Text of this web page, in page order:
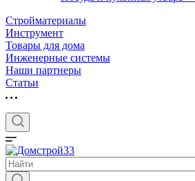
Стройматериалы
Инструмент
Товары для дома
Инженерные системы
Наши партнеры
Статьи